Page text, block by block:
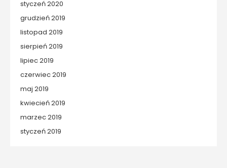
styczeń 2020
grudzień 2019
listopad 2019
sierpień 2019
lipiec 2019
czerwiec 2019
maj 2019
kwiecień 2019
marzec 2019
styczeń 2019